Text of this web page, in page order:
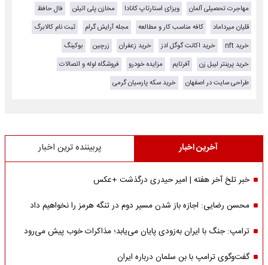
مهاجرت تحصیلی آلمان
ویزای استارتاپ کانادا مخازن پلی اتیلن
فال حافظ
قلیان میرداماد
کافه مناسب کار و مطالعه مجله آرایش گرام
ثبت نام کالابرگ
خرید nft
خرید اکانت گوگل ادز خرید زعفران زرچین
بوکینگ
خرید پرینتر لیبل زن
آفرتایم مزایده خودرو
فروشگاه لوله و اتصالات
طراحی سایت در اصفهان
خرید سکه پارسیان گرمی
آخرین اخبار پربیننده ترین اخبار
خبر تلخ آخر هفته | امیر حیدری درگذشت +عکس
محسن رضایی: اجازه باز شدن مسیر دوم در تنگه هرمز را نخواهیم داد
ترامپ: جنگ با ایران به‌زودی پایان می‌یابد؛ مذاکرات خوب پیش می‌رود
گفت‌وگوی ترامپ با بن سلمان درباره ایران